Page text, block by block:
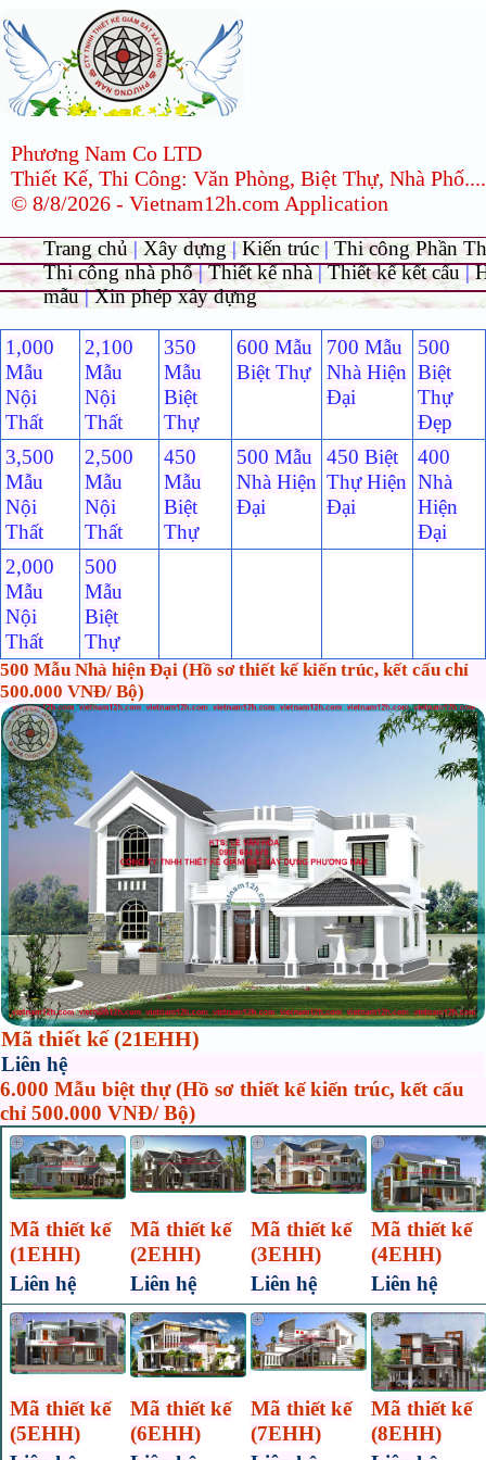
Phương Nam Co LTD
Thiết Kế, Thi Công: Văn Phòng, Biệt Thự, Nhà Phố....
© 8/8/2026 - Vietnam12h.com Application
Trang chủ|Xây dựng|Kiến trúc|Thi công Phần
Thi công nhà phố|Thiết kế nhà|Thiết kế kết cấu|
mẫu|Xin phép xây dựng
1,000
Mẫu
Nội
Thất
2,100
Mẫu
Nội
Thất
350
Mẫu
Biệt
Thự
600 Mẫu
Biệt Thự
700 Mẫu
Nhà Hiện
Đại
500
Biệt
Thự
Đẹp
3,500
Mẫu
Nội
Thất
2,500
Mẫu
Nội
Thất
450
Mẫu
Biệt
Thự
500 Mẫu
Nhà Hiện
Đại
450 Biệt
Thự Hiện
Đại
400
Nhà
Hiện
Đại
2,000
Mẫu
Nội
Thất
500
Mẫu
Biệt
Thự
500 Mẫu Nhà hiện Đại (Hồ sơ thiết kế kiến trúc, kết cấu chỉ
500.000 VNĐ/ Bộ)
Mã thiết kế (21EHH)
Liên hệ
6.000 Mẫu biệt thự (Hồ sơ thiết kế kiến trúc, kết cấu
chỉ 500.000 VNĐ/ Bộ)
Mã thiết kế
(1EHH)
Mã thiết kế
(2EHH)
Mã thiết kế
(3EHH)
Mã thiết kế
(4EHH)
Liên hệ
Liên hệ Liên hệ Liên hệ
Mã thiết kế
(5EHH)
Mã thiết kế
(6EHH)
Mã thiết kế
(7EHH)
Mã thiết kế
(8EHH)